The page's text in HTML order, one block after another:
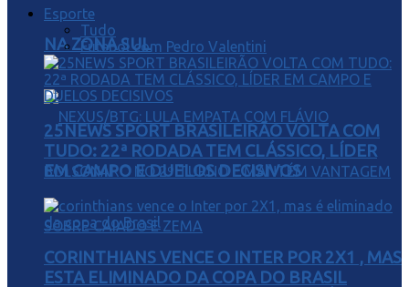
NA ZONA SUL
Esporte
Tudo
Futebol com Pedro Valentini
25NEWS SPORT BRASILEIRÃO VOLTA COM
TUDO: 22ª RODADA TEM CLÁSSICO, LÍDER
EM CAMPO E DUELOS DECISIVOS
CORINTHIANS VENCE O INTER POR 2X1 , MAS
ESTA ELIMINADO DA COPA DO BRASIL